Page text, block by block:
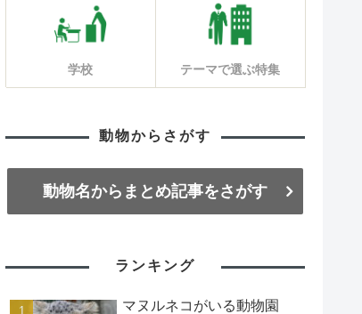
学校 テーマで選ぶ特集
動物からさがす
動物名からまとめ記事をさがす
ランキング
マヌルネコがいる動物園